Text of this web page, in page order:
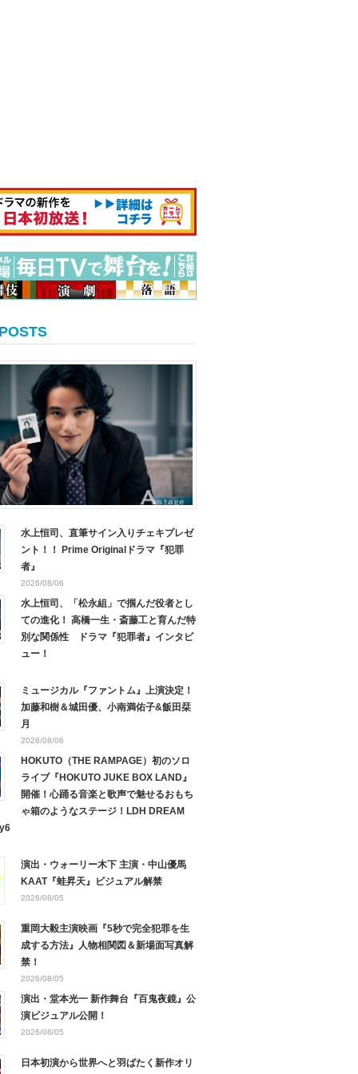
水上恒司、直筆サイン入りチェキプレゼ
ント！！ Prime Originalドラマ『犯罪
者』
2026/08/06
水上恒司、「松永組」で掴んだ役者とし
ての進化！ 高橋一生・斎藤工と育んだ特
別な関係性 ドラマ『犯罪者』インタビ
ュー！
ミュージカル『ファントム』上演決定！
加藤和樹＆城田優、小南満佑子&飯田栞
月
2026/08/06
HOKUTO（THE RAMPAGE）初のソロ
ライブ『HOKUTO JUKE BOX LAND』
開催！心踊る音楽と歌声で魅せるおもち
ゃ箱のようなステージ！LDH DREAM
演出・ウォーリー木下 主演・中山優馬
KAAT『蛙昇天』ビジュアル解禁
2026/08/05
重岡大毅主演映画『5秒で完全犯罪を生
成する方法』人物相関図＆新場面写真解
禁！
2026/08/05
演出・堂本光一 新作舞台『百鬼夜鏡』公
演ビジュアル公開！
2026/08/05
日本初演から世界へと羽ばたく新作オリ